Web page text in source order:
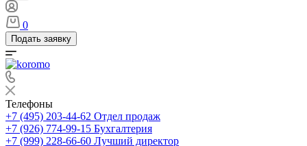
0
Подать заявку
Телефоны
+7 (495) 203-44-62 Отдел продаж
+7 (926) 774-99-15 Бухгалтерия
+7 (999) 228-66-60 Лучший директор